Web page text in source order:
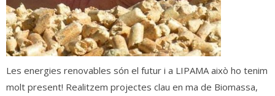
Les energies renovables són el futur i a LIPAMA això ho tenim
molt present! Realitzem projectes clau en ma de Biomassa,